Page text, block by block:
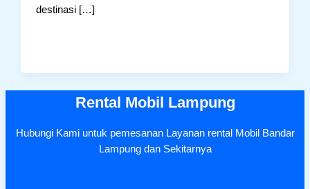
destinasi […]
Rental Mobil Lampung
Hubungi Kami untuk pemesanan Layanan rental Mobil Bandar
Lampung dan Sekitarnya